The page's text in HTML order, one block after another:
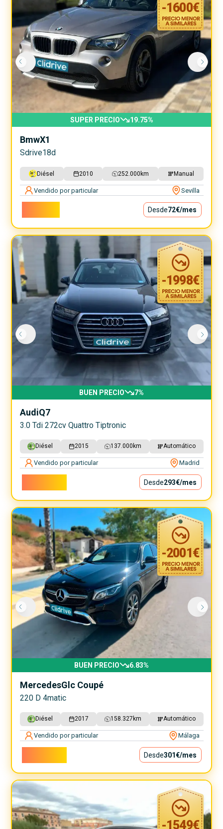
-1600€
SUPER PRECIO 19.75%
BmwX1
Sdrive18d
Diésel 2010 252.000 km Manual
Vendido por particular Sevilla
Desde72€/mes
-1998€
BUEN PRECIO 7%
AudiQ7
3.0 Tdi 272cv Quattro Tiptronic
Diésel 2015 137.000 km Automático
Vendido por particular Madrid
Desde293€/mes
-2001€
BUEN PRECIO 6.83%
MercedesGlc Coupé
220 D 4matic
Diésel 2017 158.327 km Automático
Vendido por particular Málaga
Desde301€/mes
-1549€